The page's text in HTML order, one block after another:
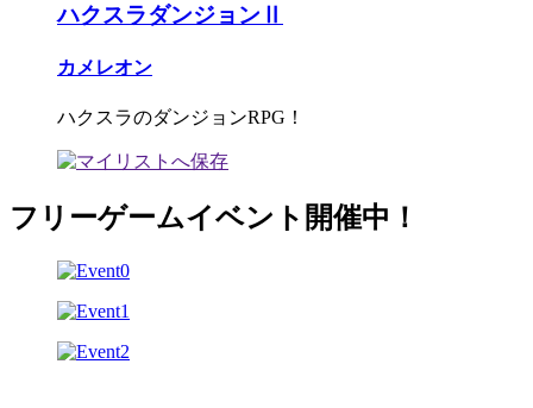
ハクスラダンジョンⅡ
カメレオン
ハクスラのダンジョンRPG！
フリーゲームイベント開催中！